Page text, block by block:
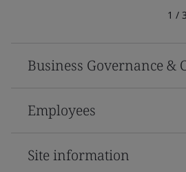
1 / 3
Business Governance &
Employees
Site information